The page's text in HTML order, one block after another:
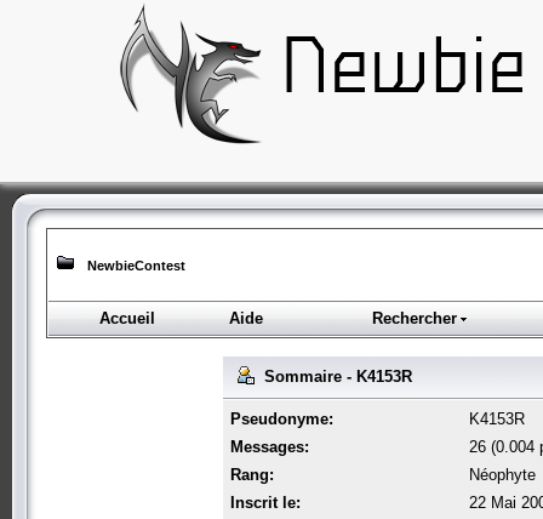
NewbieContest
Accueil Aide Rechercher
Sommaire - K4153R
Pseudonyme:
K4153R
Messages:
26 (0.004
Rang:
Néophyte
Inscrit le:
22 Mai